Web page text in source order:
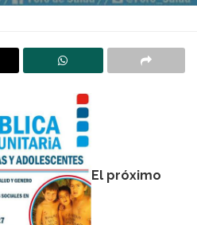
El próximo